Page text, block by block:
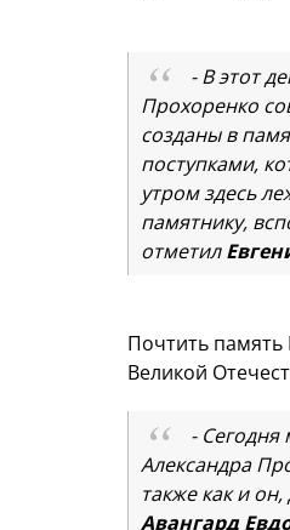
- В этот
Прохоренко
созданы в
поступками,
утром здесь
памятнику,
отметил
Почтить память
Великой
-
Александра
также как и
Авангард